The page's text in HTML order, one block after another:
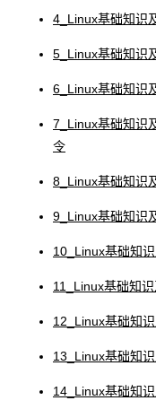
4_Linux基础知
5_Linux基础知
6_Linux基础知
7_Linux基础知
令
8_Linux基础知
9_Linux基础知
10_Linux基础知
11_Linux基础知
12_Linux基础知
13_Linux基础知
14_Linux基础知